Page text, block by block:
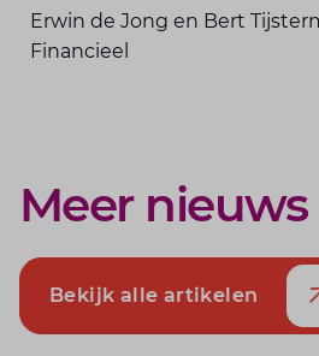
Erwin de Jong en Bert
Financieel
Meer nieuws
Bekijk alle artikelen